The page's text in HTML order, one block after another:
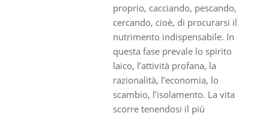
proprio, cacciando, pescando,
cercando, cioè, di procurarsi il
nutrimento indispensabile. In
questa fase prevale lo spirito
laico, l’attività profana, la
razionalità, l’economia, lo
scambio, l’isolamento. La vita
scorre tenendosi il più